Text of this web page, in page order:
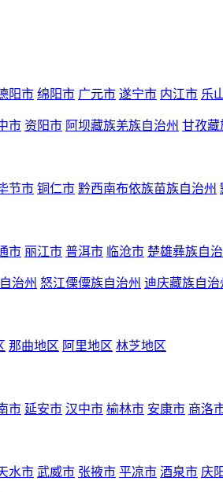
阳市 绵阳市 广元市 遂宁市 内江市 乐
市 资阳市 阿坝藏族羌族自治州 甘孜藏
节市 铜仁市 黔西南布依族苗族自治州
市 丽江市 普洱市 临沧市 楚雄彝族自
治州 怒江傈僳族自治州 迪庆藏族自治
那曲地区 阿里地区 林芝地区
市 延安市 汉中市 榆林市 安康市 商洛
水市 武威市 张掖市 平凉市 酒泉市 庆